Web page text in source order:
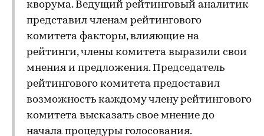
кворума. Ведущий рейтинговый аналитик
представил членам рейтингового
комитета факторы, влияющие на
рейтинги, члены комитета выразили свои
мнения и предложения. Председатель
рейтингового комитета предоставил
возможность каждому члену рейтингового
комитета высказать свое мнение до
начала процедуры голосования.